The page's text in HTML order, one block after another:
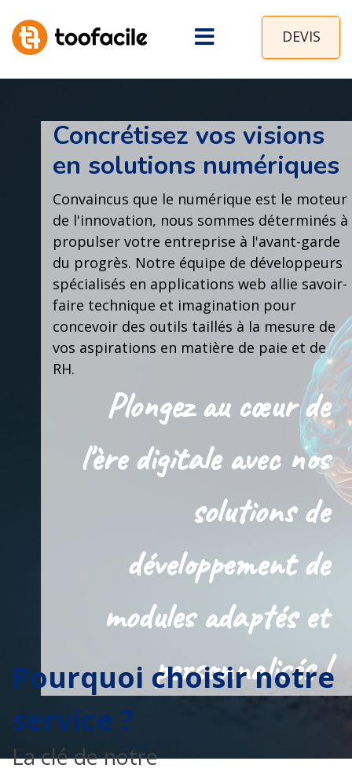
DEVIS
Concrétisez vos visions
en solutions numériques
Convaincus que le numérique est le moteur
de l'innovation, nous sommes déterminés à
propulser votre entreprise à l'avant-garde
du progrès. Notre équipe de développeurs
spécialisés en applications web allie savoir-
faire technique et imagination pour
concevoir des outils taillés à la mesure de
vos aspirations en matière de paie et de
RH.
Plongez au cœur de
l'ère digitale avec nos
solutions de
développement de
modules adaptés et
personnalisés !
Pourquoi choisir notre
service ?
La clé de notre